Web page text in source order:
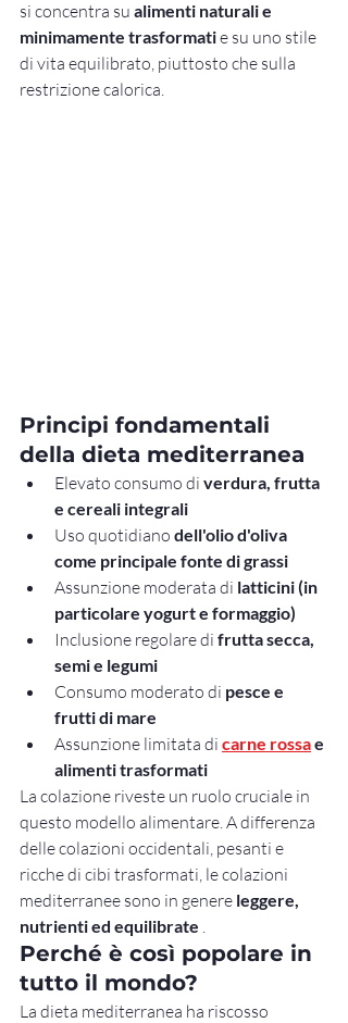
si concentra su alimenti naturali e
minimamente trasformati e su uno stile
di vita equilibrato, piuttosto che sulla
restrizione calorica.
Principi fondamentali
della dieta mediterranea
Elevato consumo di verdura, frutta
e cereali integrali
Uso quotidiano dell'olio d'oliva
come principale fonte di grassi
Assunzione moderata di latticini (in
particolare yogurt e formaggio)
Inclusione regolare di frutta secca,
semi e legumi
Consumo moderato di pesce e
frutti di mare
Assunzione limitata di carne rossae
alimenti trasformati
La colazione riveste un ruolo cruciale in
questo modello alimentare. A differenza
delle colazioni occidentali, pesanti e
ricche di cibi trasformati, le colazioni
mediterranee sono in genere leggere,
nutrienti ed equilibrate .
Perché è così popolare in
tutto il mondo?
La dieta mediterranea ha riscosso